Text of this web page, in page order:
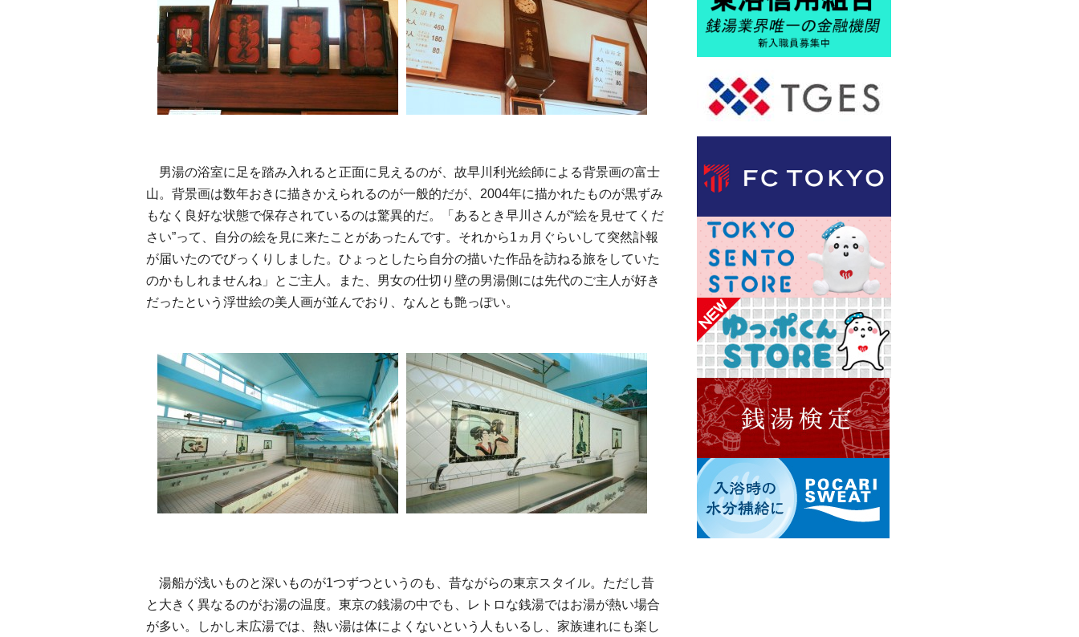
男湯の浴室に足を踏み入れると正面に見えるのが、故早川利光絵師による背景画の富士
山。背景画は数年おきに描きかえられるのが一般的だが、2004年に描かれたものが黒ずみ
もなく良好な状態で保存されているのは驚異的だ。「あるとき早川さんが“絵を見せてくだ
さい”って、自分の絵を見に来たことがあったんです。それから1ヵ月ぐらいして突然訃報
が届いたのでびっくりしました。ひょっとしたら自分の描いた作品を訪ねる旅をしていた
のかもしれませんね」とご主人。また、男女の仕切り壁の男湯側には先代のご主人が好き
だったという浮世絵の美人画が並んでおり、なんとも艶っぽい。
湯船が浅いものと深いものが1つずつというのも、昔ながらの東京スタイル。ただし昔
と大きく異なるのがお湯の温度。東京の銭湯の中でも、レトロな銭湯ではお湯が熱い場合
が多い。しかし末広湯では、熱い湯は体によくないという人もいるし、家族連れにも楽し